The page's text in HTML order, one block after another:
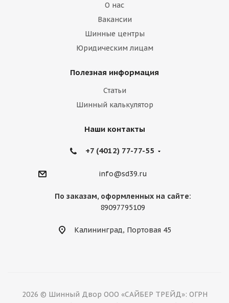
О нас
Вакансии
Шинные центры
Юридическим лицам
Полезная информация
Статьи
Шинный калькулятор
Наши контакты
+7 (4012) 77-77-55
info@sd39.ru
По заказам, оформленных на сайте:
89097795109
Калининград, Портовая 45
2026 © Шинный Двор ООО «САЙБЕР ТРЕЙД»: ОГРН